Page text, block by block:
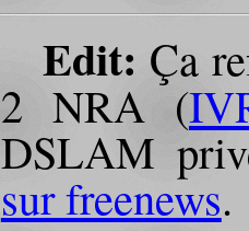
Edit: Ça
2 NRA (
DSLAM
sur freenews.